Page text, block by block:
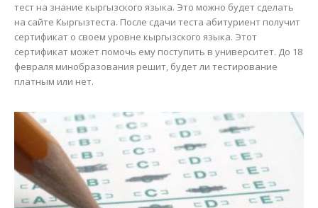
тест на знание кыргызского языка. Это можно будет сделать
на сайте Кыргызтеста. После сдачи теста абитуриент получит
сертификат о своем уровне кыргызского языка. Этот
сертификат может помочь ему поступить в университет. До 18
февраля минобразования решит, будет ли тестирование
платным или нет.